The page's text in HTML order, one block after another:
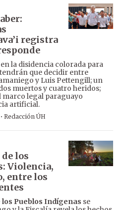
registra
la disidencia colorada para
que decidir entre
y Luis Pettengill; un
muertos y cuatro heridos;
legal paraguayo
artificial.
· Redacción ÚH
los
Violencia,
entre los
Pueblos Indígenas se